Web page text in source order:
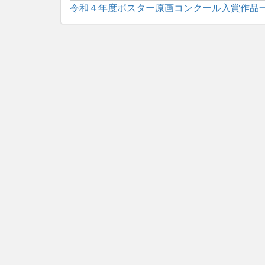
令和４年度ポスター原画コンクール入賞作品